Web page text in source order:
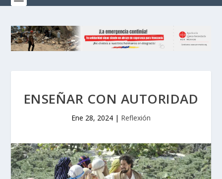
ENSEÑAR CON AUTORIDAD
Ene 28, 2024 | Reflexión